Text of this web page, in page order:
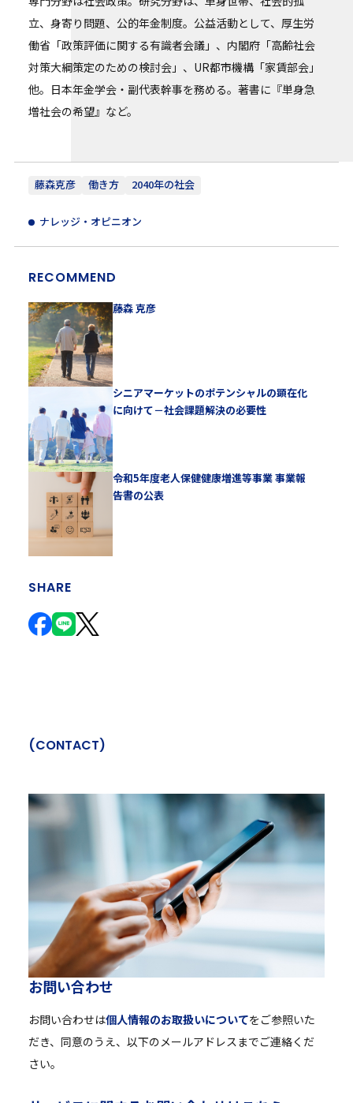
藤森克彦 働き方 2040年の社会
ナレッジ・オピニオン
RECOMMEND
藤森 克彦
シニアマーケットのポテンシャルの顕在化
に向けて－社会課題解決の必要性
令和5年度老人保健健康増進等事業 事業報
告書の公表
SHARE
立、身寄り問題、公的年金制度。公益活動として、厚生労
働省「政策評価に関する有識者会議」、内閣府「高齢社会
対策大綱策定のための検討会」、UR都市機構「家賃部会」
他。日本年金学会・副代表幹事を務める。著書に『単身急
増社会の希望』など。
(CONTACT)
お問い合わせ
お問い合わせは個人情報のお取扱いについてをご参照いた
だき、同意のうえ、以下のメールアドレスまでご連絡くだ
さい。